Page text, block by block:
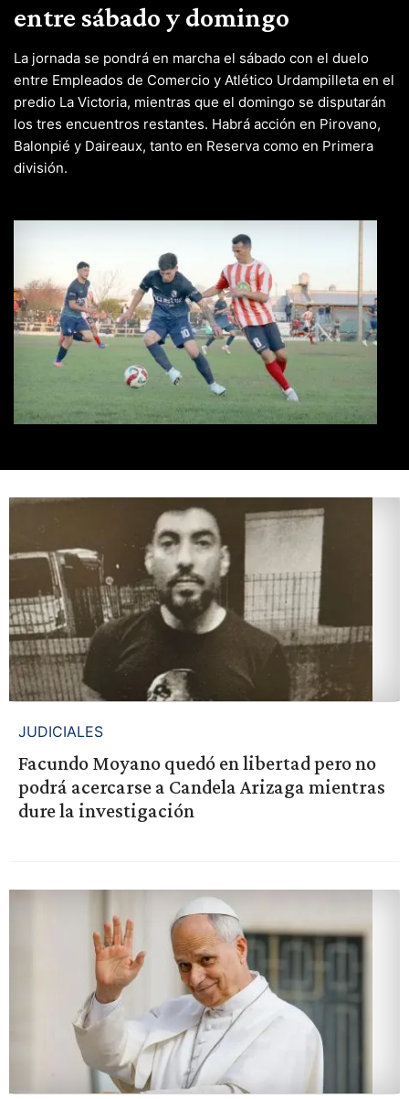
entre sábado y domingo
La jornada se pondrá en marcha el sábado con el duelo
entre Empleados de Comercio y Atlético Urdampilleta en el
predio La Victoria, mientras que el domingo se disputarán
los tres encuentros restantes. Habrá acción en Pirovano,
Balonpié y Daireaux, tanto en Reserva como en Primera
división.
JUDICIALES
Facundo Moyano quedó en libertad pero no
podrá acercarse a Candela Arizaga mientras
dure la investigación